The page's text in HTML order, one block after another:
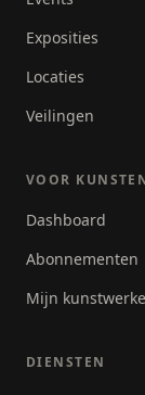
Exposities
Locaties
Veilingen
VOOR
Dashboard
Abonnementen
Mijn
DIENSTEN